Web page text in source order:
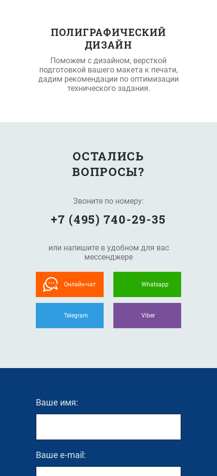
ПОЛИГРАФИЧЕСКИЙ
ДИЗАЙН
Поможем с дизайном, версткой
подготовкой вашего макета к печати,
дадим рекомендации по оптимизации
технического задания.
ОСТАЛИСЬ
ВОПРОСЫ?
Звоните по номеру:
+7 (495) 740-29-35
или напишите в удобном для вас
мессенджере
Онлайн-чат Whatsapp
Telegram Viber
Ваше имя:
Ваше e-mail: